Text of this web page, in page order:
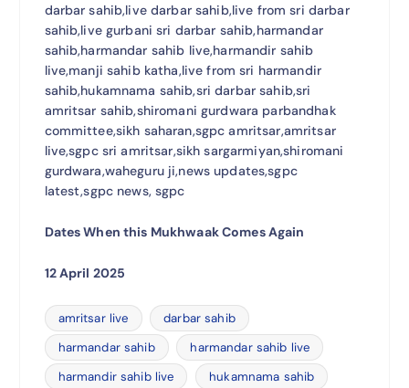
darbar sahib,live darbar sahib,live from sri darbar
sahib,live gurbani sri darbar sahib,harmandar
sahib,harmandar sahib live,harmandir sahib
live,manji sahib katha,live from sri harmandir
sahib,hukamnama sahib,sri darbar sahib,sri
amritsar sahib,shiromani gurdwara parbandhak
committee,sikh saharan,sgpc amritsar,amritsar
live,sgpc sri amritsar,sikh sargarmiyan,shiromani
gurdwara,waheguru ji,news updates,sgpc
latest,sgpc news, sgpc
Dates When this Mukhwaak Comes Again
12 April 2025
amritsar live
darbar sahib
harmandar sahib
harmandar sahib live
harmandir sahib live
hukamnama sahib